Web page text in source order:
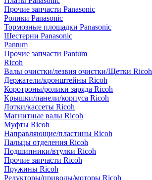
Прочие запчасти Panasonic
Ролики Panasonic
Тормозные площадки Panasonic
Шестерни Panasonic
Pantum
Прочие запчасти Pantum
Ricoh
Валы очистки/лезвия очистки/Щетки Ricoh
Держатели/кронштейны Ricoh
Коротроны/ролики заряда Ricoh
Крышки/панели/корпуса Ricoh
Лотки/кассеты Ricoh
Магнитные валы Ricoh
Муфты Ricoh
Направляющие/пластины Ricoh
Пальцы отделения Ricoh
Подшипники/втулки Ricoh
Прочие запчасти Ricoh
Пружины Ricoh
Редукторы/приводы/моторы Ricoh